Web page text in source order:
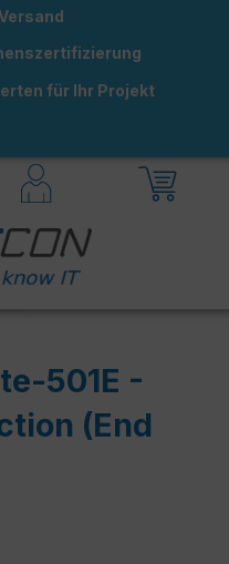
für Ihr Projekt
501E -
(End